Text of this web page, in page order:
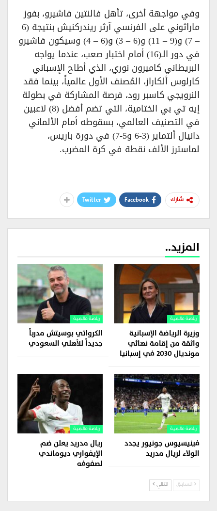
وفي مواجهة أخرى، تأهل فالنتين فاشيرو، بفوز
ماراثوني على الفرنسي آرثر ريندركنيش بنتيجة (6
– 7) و(9 – 11) و(6 – 3) و(6 – 4) وسيكون فاشيرو
في دور الـ(16) أمام اختبار صعب، عندما يواجه
البريطاني كاميرون نوري، الذي أطاح الإسباني
كارلوس ألكاراز، المُصنف الأول عالمياً، بينما فقد
النرويجي كاسبر رود، فرصة المشاركة في بطولة
إيه تي بي الختامية، التي تضم أفضل (8) لاعبين
في التصنيف العالمي، بسقوطه أمام الألماني
دانيال ألتماير (3-6 و5-7) في دورة باريس،
لماسترز الألف نقطة في كرة المضرب.
شارك Facebook
Twitter
المزيد..
رياضة عالمية
وزيرة الرياضة الإسبانية
واثقة من إقامة نهائي
مونديال 2030 في إسبانيا
رياضة عالمية
الكرواتي بوسيتش مدرباً
جديداً للأهلي السعودي
رياضة عالمية
فينيسيوس جونيور يجدد
الولاء لريال مدريد
رياضة عالمية
ريال مدريد يعلن ضم
الإيفواري ديوماندي
لصفوفه
السابق التالي